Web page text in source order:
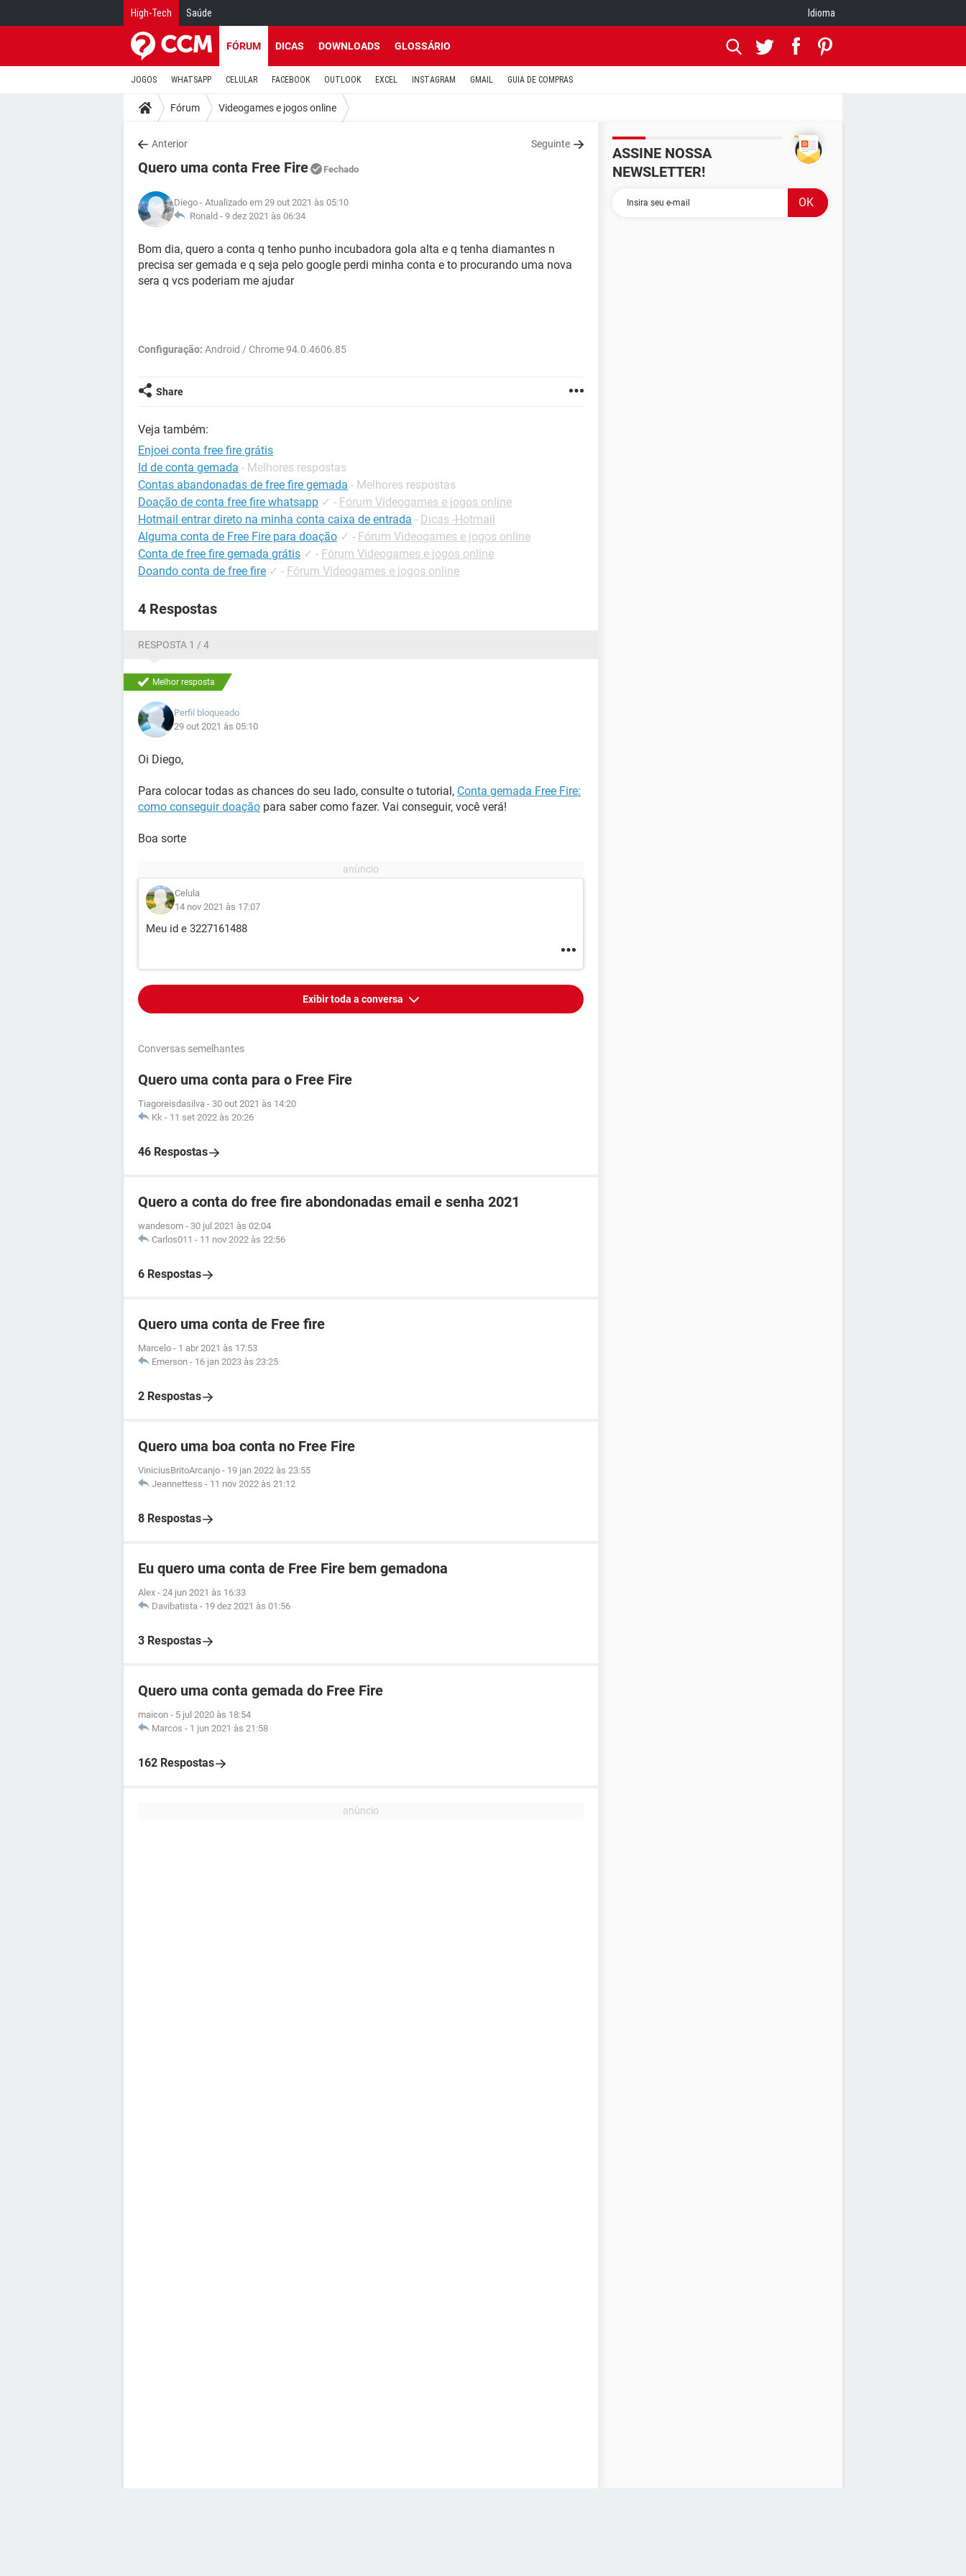
High-Tech Saúde Idioma
FÓRUM DICAS DOWNLOADS GLOSSÁRIO
JOGOS WHATSAPP CELULAR FACEBOOK OUTLOOK EXCEL INSTAGRAM GMAIL GUIA DE COMPRAS
Fórum Videogames e jogos online
Anterior Seguinte
Quero uma conta Free Fire Fechado
Diego - Atualizado em 29 out 2021 às 05:10
Ronald - 9 dez 2021 às 06:34
Bom dia, quero a conta q tenho punho incubadora gola alta e q tenha diamantes n
precisa ser gemada e q seja pelo google perdi minha conta e to procurando uma nova
sera q vcs poderiam me ajudar
Configuração: Android / Chrome 94.0.4606.85
Share
Veja também:
Enjoei conta free fire grátis
Id de conta gemada - Melhores respostas
Contas abandonadas de free fire gemada - Melhores respostas
Doação de conta free fire whatsapp ✓ - Fórum Videogames e jogos online
Hotmail entrar direto na minha conta caixa de entrada - Dicas -Hotmail
Alguma conta de Free Fire para doação ✓ - Fórum Videogames e jogos online
Conta de free fire gemada grátis ✓ - Fórum Videogames e jogos online
Doando conta de free fire ✓ - Fórum Videogames e jogos online
4 Respostas
RESPOSTA 1 / 4
Melhor resposta
Perfil bloqueado
29 out 2021 às 05:10
Oi Diego,
Para colocar todas as chances do seu lado, consulte o tutorial, Conta gemada Free Fire:
como conseguir doação para saber como fazer. Vai conseguir, você verá!
Boa sorte
Celula
14 nov 2021 às 17:07
Meu id e 3227161488
Exibir toda a conversa
Conversas semelhantes
Quero uma conta para o Free Fire
Tiagoreisdasilva - 30 out 2021 às 14:20
Kk - 11 set 2022 às 20:26
46 Respostas
Quero a conta do free fire abondonadas email e senha 2021
wandesom - 30 jul 2021 às 02:04
Carlos011 - 11 nov 2022 às 22:56
6 Respostas
Quero uma conta de Free fire
Marcelo - 1 abr 2021 às 17:53
Emerson - 16 jan 2023 às 23:25
2 Respostas
Quero uma boa conta no Free Fire
ViniciusBritoArcanjo - 19 jan 2022 às 23:55
Jeannettess - 11 nov 2022 às 21:12
8 Respostas
Eu quero uma conta de Free Fire bem gemadona
Alex - 24 jun 2021 às 16:33
Davibatista - 19 dez 2021 às 01:56
3 Respostas
Quero uma conta gemada do Free Fire
maicon - 5 jul 2020 às 18:54
Marcos - 1 jun 2021 às 21:58
162 Respostas
ASSINE NOSSA
NEWSLETTER!